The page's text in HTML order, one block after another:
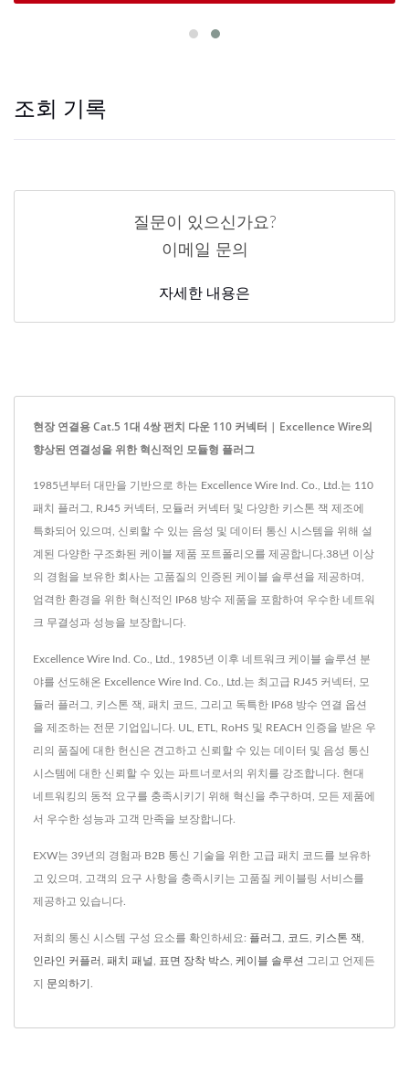
조회 기록
질문이 있으신가요?
이메일 문의
자세한 내용은
현장 연결용 Cat.5 1대 4쌍 펀치 다운 110 커넥터 | Excellence Wire의
향상된 연결성을 위한 혁신적인 모듈형 플러그
1985년부터 대만을 기반으로 하는 Excellence Wire Ind. Co., Ltd.는 110
패치 플러그, RJ45 커넥터, 모듈러 커넥터 및 다양한 키스톤 잭 제조에
특화되어 있으며, 신뢰할 수 있는 음성 및 데이터 통신 시스템을 위해 설
계된 다양한 구조화된 케이블 제품 포트폴리오를 제공합니다.38년 이상
의 경험을 보유한 회사는 고품질의 인증된 케이블 솔루션을 제공하며,
엄격한 환경을 위한 혁신적인 IP68 방수 제품을 포함하여 우수한 네트워
크 무결성과 성능을 보장합니다.
Excellence Wire Ind. Co., Ltd., 1985년 이후 네트워크 케이블 솔루션 분
야를 선도해온 Excellence Wire Ind. Co., Ltd.는 최고급 RJ45 커넥터, 모
듈러 플러그, 키스톤 잭, 패치 코드, 그리고 독특한 IP68 방수 연결 옵션
을 제조하는 전문 기업입니다. UL, ETL, RoHS 및 REACH 인증을 받은 우
리의 품질에 대한 헌신은 견고하고 신뢰할 수 있는 데이터 및 음성 통신
시스템에 대한 신뢰할 수 있는 파트너로서의 위치를 강조합니다. 현대
네트워킹의 동적 요구를 충족시키기 위해 혁신을 추구하며, 모든 제품에
서 우수한 성능과 고객 만족을 보장합니다.
EXW는 39년의 경험과 B2B 통신 기술을 위한 고급 패치 코드를 보유하
고 있으며, 고객의 요구 사항을 충족시키는 고품질 케이블링 서비스를
제공하고 있습니다.
저희의 통신 시스템 구성 요소를 확인하세요: 플러그, 코드, 키스톤 잭 ,
인라인 커플러 , 패치 패널 , 표면 장착 박스, 케이블 솔루션 그리고 언제든
지 문의하기 .